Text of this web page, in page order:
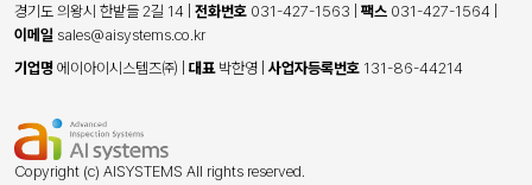
경기도 의왕시 한밭들 2길 14 전화번호 031-427-1563 팩스 031-427-1564
이메일 sales@aisystems.co.kr
기업명 에이아이시스템즈㈜ 대표박한영 사업자등록번호 131-86-44214
Copyright (c) AISYSTEMS All rights reserved.